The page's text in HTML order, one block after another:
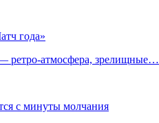
года»
зрелищные…
с минуты молчания